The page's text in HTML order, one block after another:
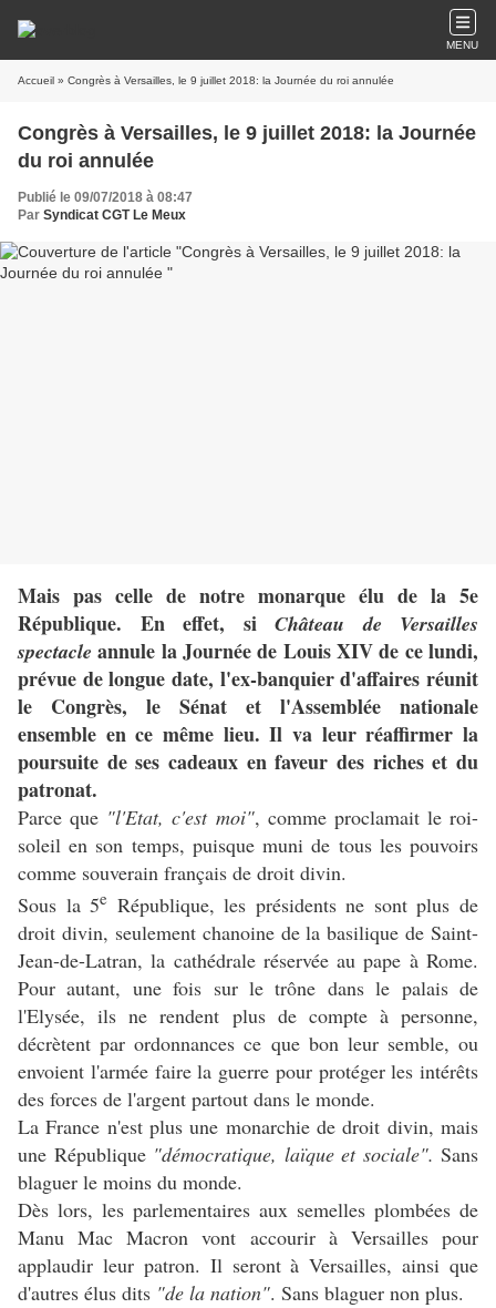
MENU
Accueil » Congrès à Versailles, le 9 juillet 2018: la Journée du roi annulée
Congrès à Versailles, le 9 juillet 2018: la Journée
du roi annulée
Publié le 09/07/2018 à 08:47
Par Syndicat CGT Le Meux
Mais pas celle de notre monarque élu de la 5e
République. En effet, siChâteau de Versailles
spectacle annule la Journée de Louis XIV de ce lundi,
prévue de longue date, l'ex-banquier d'affaires réunit
le Congrès, le Sénat et l'Assemblée nationale
ensemble en ce même lieu. Il va leur réaffirmer la
poursuite de ses cadeaux en faveur des riches et du
patronat.
Parce que "l'Etat, c'est moi", comme proclamait le roi-
soleil en son temps, puisque muni de tous les pouvoirs
comme souverain français de droit divin.
Sous la 5e République, les présidents ne sont plus de
droit divin, seulement chanoine de la basilique de Saint-
Jean-de-Latran, la cathédrale réservée au pape à Rome.
Pour autant, une fois sur le trône dans le palais de
l'Elysée, ils ne rendent plus de compte à personne,
décrètent par ordonnances ce que bon leur semble, ou
envoient l'armée faire la guerre pour protéger les intérêts
des forces de l'argent partout dans le monde.
La France n'est plus une monarchie de droit divin, mais
une République "démocratique, laïque et sociale". Sans
blaguer le moins du monde.
Dès lors, les parlementaires aux semelles plombées de
Manu Mac Macron vont accourir à Versailles pour
applaudir leur patron. Il seront à Versailles, ainsi que
d'autres élus dits "de la nation". Sans blaguer non plus.